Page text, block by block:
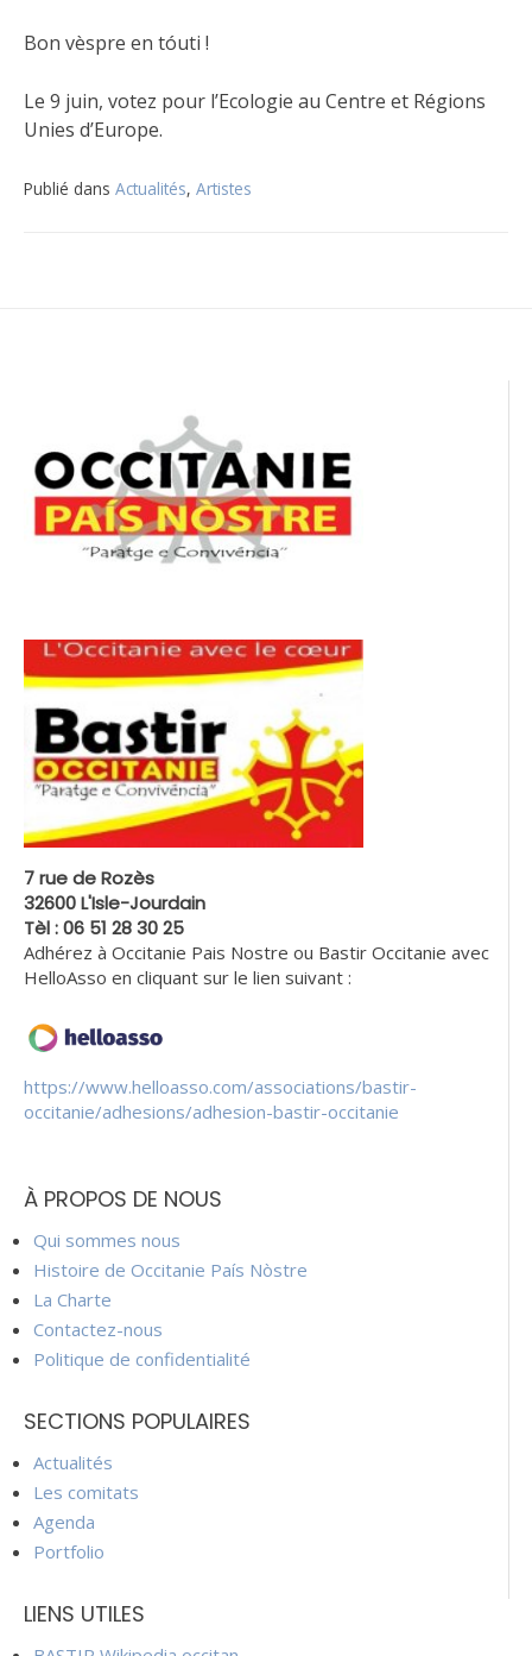
Bon vèspre en tóuti !
Le 9 juin, votez pour l’Ecologie au Centre et Régions
Unies d’Europe.
Publié dans Actualités, Artistes
7 rue de Rozès
32600 L'Isle-Jourdain
Tèl : 06 51 28 30 25
Adhérez à Occitanie Pais Nostre ou Bastir Occitanie avec
HelloAsso en cliquant sur le lien suivant :
https://www.helloasso.com/associations/bastir-
occitanie/adhesions/adhesion-bastir-occitanie
À PROPOS DE NOUS
Qui sommes nous
Histoire de Occitanie País Nòstre
La Charte
Contactez-nous
Politique de confidentialité
SECTIONS POPULAIRES
Actualités
Les comitats
Agenda
Portfolio
LIENS UTILES